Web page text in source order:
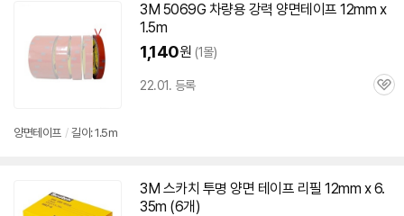
3M 5069G 차량용 강력 양면테이프 12mm x
1.5m
1,140원 (1몰)
22.01. 등록
관
양면테이프 / 길이: 1.5m
3M 스카치 투명 양면 테이프 리필 12mm x 6.
35m (6개)